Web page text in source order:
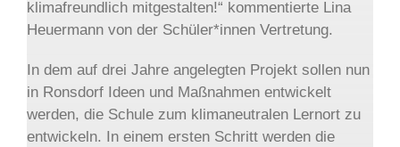
klimafreundlich mitgestalten!“ kommentierte Lina
Heuermann von der Schüler*innen Vertretung.
In dem auf drei Jahre angelegten Projekt sollen nun
in Ronsdorf Ideen und Maßnahmen entwickelt
werden, die Schule zum klimaneutralen Lernort zu
entwickeln. In einem ersten Schritt werden die